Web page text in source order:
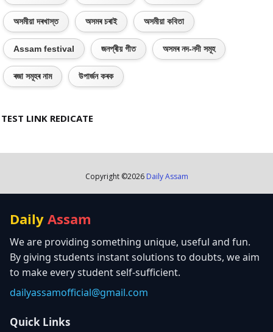
অসমীয়া দৰখাস্ত অসমৰ চৰাই অসমীয়া কবিতা
Assam festival জনপ্ৰীয় গীত অসমৰ নদ-নদী সমূহ
ৰজা সমূহৰ নাম উপাৰ্জন কৰক
TEST LINK REDICATE
Copyright ©2026 Daily Assam
Daily Assam
We are providing something unique, useful and fun.
By giving students instant solutions to doubts, we aim
to make every student self-sufficient.
dailyassamofficial@gmail.com
Quick Links